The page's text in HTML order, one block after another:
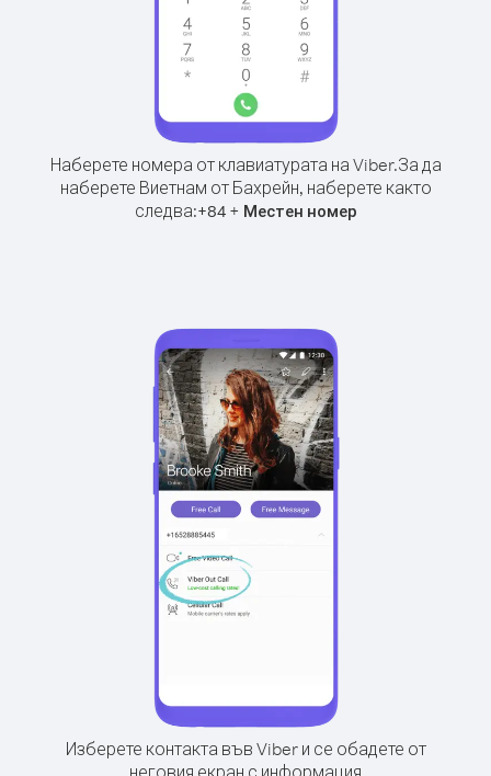
Наберете номера от клавиатурата на Viber.За да
наберете Виетнам от Бахрейн, наберете както
следва:+84+ Местен номер
Изберете контакта във Viber и се обадете от
неговия екран с информация